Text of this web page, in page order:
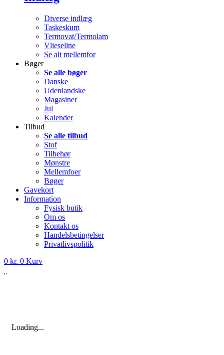
Diverse indlæg
Taskeskum
Termovat/Termolam
Vlieseline
Se alt mellemfor
Bøger
Se alle bøger
Danske
Udenlandske
Magasiner
Jul
Kalender
Tilbud
Se alle tilbud
Stof
Tilbehør
Mønstre
Mellemfoer
Bøger
Gavekort
Information
Fysisk butik
Om os
Kontakt os
Handelsbetingelser
Privatlivspolitik
0 kr. 0 Kurv
Loading...